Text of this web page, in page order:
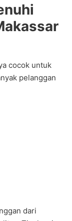
cocok untuk
pelanggan
dari